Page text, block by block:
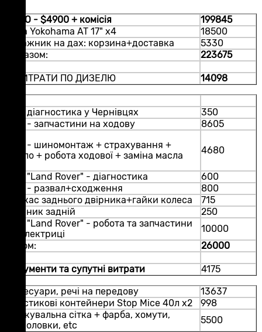
АВТО - $4900 + комісія
199845
Гума Yokohama AT 17" х4
18500
Багажник на дах: корзина+доставка
5330
-- разом:
223675
+ ВИТРАТИ ПО ДИЗЕЛЮ
14098
СТО діагностика у Чернівцях
350
СТО - запчастини на ходову
8605
СТО - шиномонтаж + страхування +
масло + робота ходової + заміна масла
4680
СТО "Land Rover" - діагностика
600
СТО - развал+сходження
800
Каркас заднього двірника+гайки колеса
715
Двірник задній
250
СТО "Land Rover" - робота та запчастини
по електриці
10000
разом:
26000
Документи та супутні витрати
4175
Аксесуари, речі на передову
13637
Пластикові контейнери Stop Mice 40л х2
998
Маскувальна сітка + фарба, хомути,
мишоловки, etc
5500